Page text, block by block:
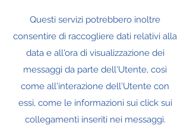
Questi servizi potrebbero inoltre
consentire di raccogliere dati relativi alla
data e all'ora di visualizzazione dei
messaggi da parte dell'Utente, così
come all'interazione dell'Utente con
essi, come le informazioni sui click sui
collegamenti inseriti nei messaggi.